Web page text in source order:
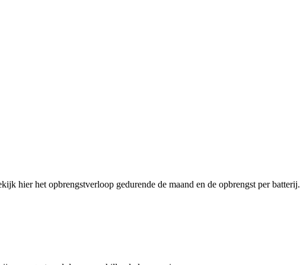
hier het opbrengstverloop gedurende de maand en de opbrengst per batterij.